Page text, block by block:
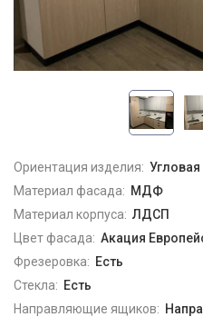
Ориентация изделия: Угловая
Материал фасада: МДФ
Материал корпуса: ЛДСП
Цвет фасада: Акация
Фрезеровка: Есть
Стекла: Есть
Направляющие ящиков: